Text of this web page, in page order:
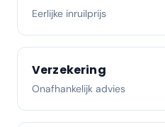
Eerlijke inruilprijs
Verzekering
Onafhankelijk advies